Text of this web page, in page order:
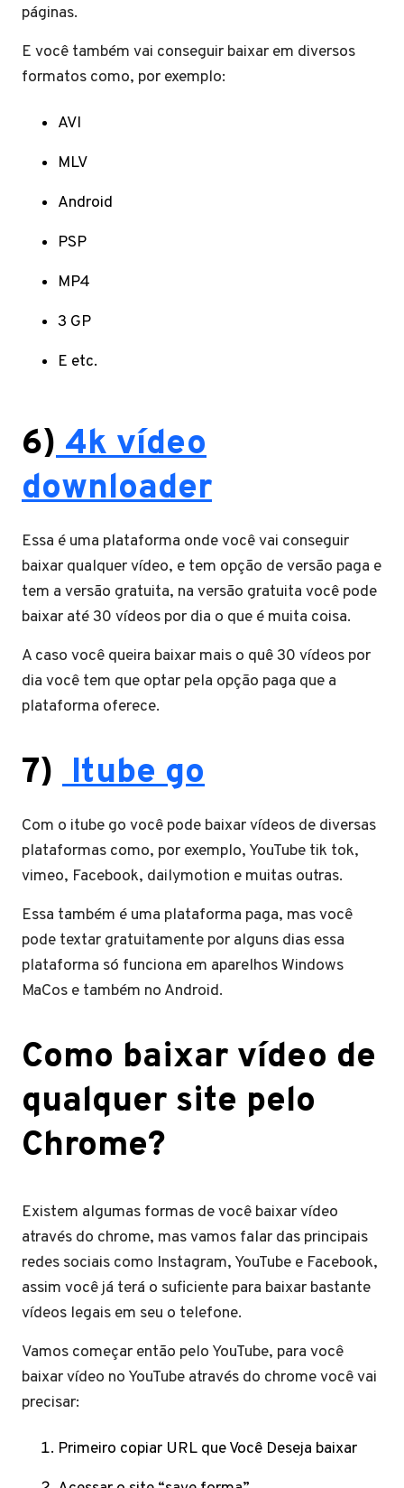
páginas.
E você também vai conseguir baixar em diversos
formatos como, por exemplo:
AVI
MLV
Android
PSP
MP4
3 GP
E etc.
6)4k vídeo
downloader
Essa é uma plataforma onde você vai conseguir
baixar qualquer vídeo, e tem opção de versão paga e
tem a versão gratuita, na versão gratuita você pode
baixar até 30 vídeos por dia o que é muita coisa.
A caso você queira baixar mais o quê 30 vídeos por
dia você tem que optar pela opção paga que a
plataforma oferece.
7) Itube go
Com o itube go você pode baixar vídeos de diversas
plataformas como, por exemplo, YouTube tik tok,
vimeo, Facebook, dailymotion e muitas outras.
Essa também é uma plataforma paga, mas você
pode textar gratuitamente por alguns dias essa
plataforma só funciona em aparelhos Windows
MaCos e também no Android.
Como baixar vídeo de
qualquer site pelo
Chrome?
Existem algumas formas de você baixar vídeo
através do chrome, mas vamos falar das principais
redes sociais como Instagram, YouTube e Facebook,
assim você já terá o suficiente para baixar bastante
vídeos legais em seu o telefone.
Vamos começar então pelo YouTube, para você
baixar vídeo no YouTube através do chrome você vai
precisar:
Primeiro copiar URL que Você Deseja baixar